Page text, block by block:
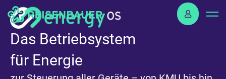
Skip
content
Das Betriebsystem
für Energie